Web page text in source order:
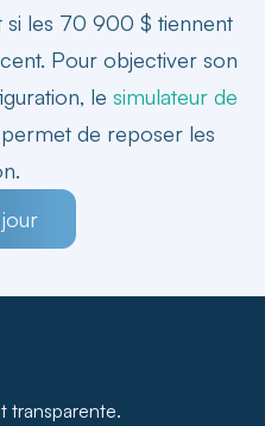
si les 70 900 $ tiennent
Pour objectiver son
le simulateur de
permet de reposer les
transparente.